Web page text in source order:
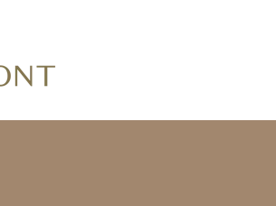
le sous-menu pour les